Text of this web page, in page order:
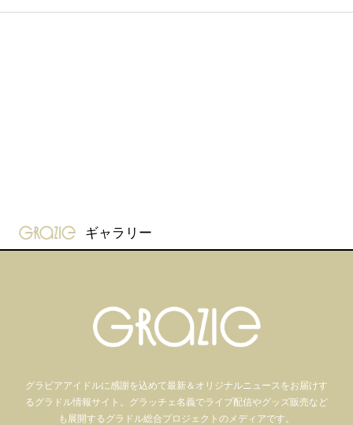
gravure-grazie
ギャラリー
グラビアアイドルに感謝を込めて最新＆オリジナルニュースをお届けす
るグラドル情報サイト。 グラッチェ名義でライブ配信やグッズ販売など
も 展開するグラドル総合プロジェクトのメディアです。